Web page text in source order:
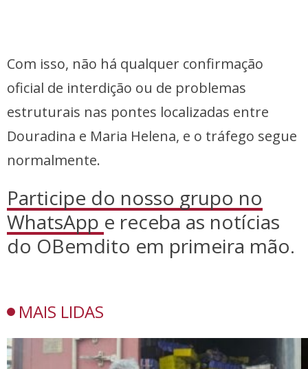
Com isso, não há qualquer confirmação
oficial de interdição ou de problemas
estruturais nas pontes localizadas entre
Douradina e Maria Helena, e o tráfego segue
normalmente.
Participe do nosso grupo no
WhatsApp e receba as notícias
do OBemdito em primeira mão.
MAIS LIDAS